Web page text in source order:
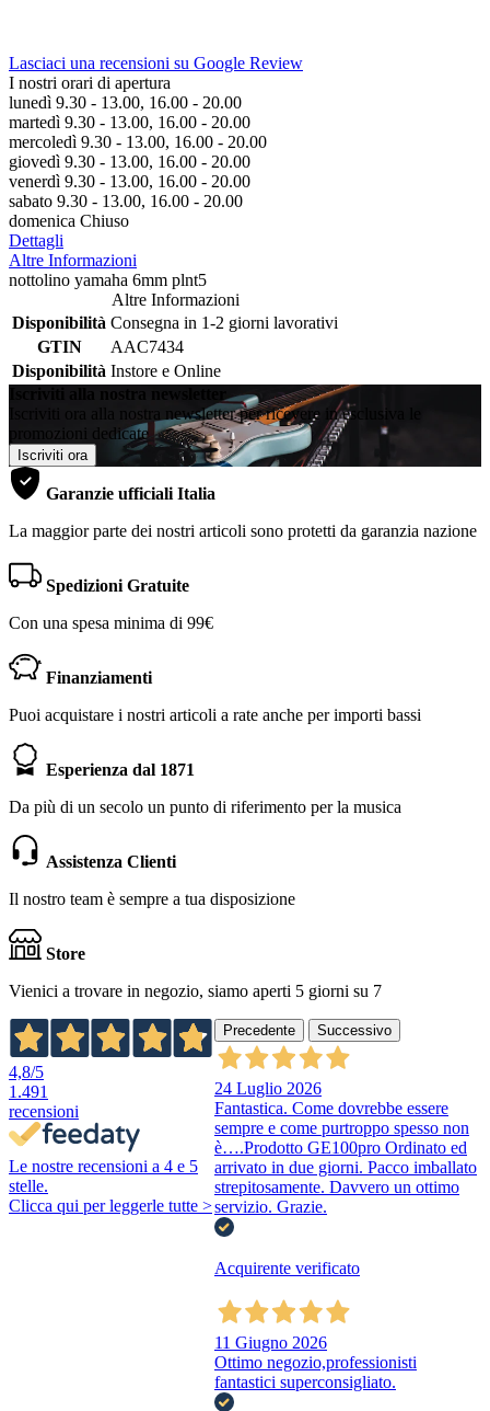
Lasciaci una recensioni su Google Review
I nostri orari di apertura
lunedì 9.30 - 13.00, 16.00 - 20.00
martedì 9.30 - 13.00, 16.00 - 20.00
mercoledì 9.30 - 13.00, 16.00 - 20.00
giovedì 9.30 - 13.00, 16.00 - 20.00
venerdì 9.30 - 13.00, 16.00 - 20.00
sabato 9.30 - 13.00, 16.00 - 20.00
domenica Chiuso
Dettagli
Altre Informazioni
nottolino yamaha 6mm plnt5
Altre Informazioni
Disponibilità Consegna in 1-2 giorni lavorativi
GTIN
AAC7434
Disponibilità Instore e Online
Iscriviti alla nostra newsletter
Iscriviti ora alla nostra newsletter per ricevere in esclusiva le
promozioni dedicate
Iscriviti ora
Garanzie ufficiali Italia
La maggior parte dei nostri articoli sono protetti da garanzia nazione
Spedizioni Gratuite
Con una spesa minima di 99€
Finanziamenti
Puoi acquistare i nostri articoli a rate anche per importi bassi
Esperienza dal 1871
Da più di un secolo un punto di riferimento per la musica
Assistenza Clienti
Il nostro team è sempre a tua disposizione
Store
Vienici a trovare in negozio, siamo aperti 5 giorni su 7
4,8/5
1.491
recensioni
Le nostre recensioni a 4 e 5
stelle.
Clicca qui per leggerle tutte >
Precedente Successivo
24 Luglio 2026
Fantastica. Come dovrebbe essere
sempre e come purtroppo spesso non
è….Prodotto GE100pro Ordinato ed
arrivato in due giorni. Pacco imballato
strepitosamente. Davvero un ottimo
servizio. Grazie.
Acquirente verificato
11 Giugno 2026
Ottimo negozio,professionisti
fantastici superconsigliato.